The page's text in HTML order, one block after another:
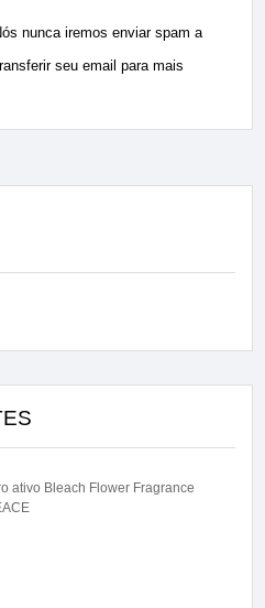
nunca iremos enviar spam a
seu email para mais
ativo Bleach Flower Fragrance